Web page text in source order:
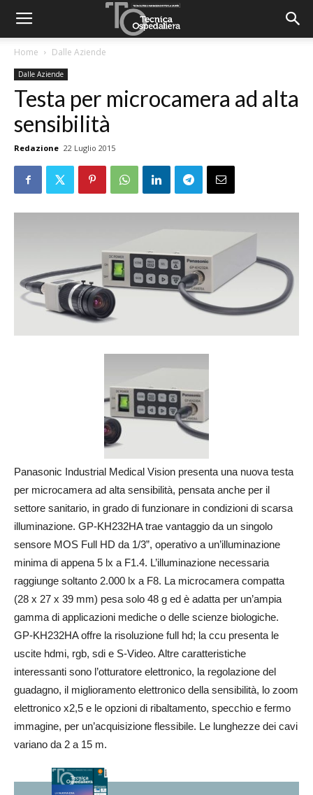
Home Dalle Aziende
Dalle Aziende
Testa per microcamera ad alta
sensibilità
Redazione 22 Luglio 2015
Panasonic Industrial Medical Vision presenta una nuova testa
per microcamera ad alta sensibilità, pensata anche per il
settore sanitario, in grado di funzionare in condizioni di scarsa
illuminazione. GP-KH232HA trae vantaggio da un singolo
sensore MOS Full HD da 1/3”, operativo a un’illuminazione
minima di appena 5 lx a F1.4. L’illuminazione necessaria
raggiunge soltanto 2.000 lx a F8. La microcamera compatta
(28 x 27 x 39 mm) pesa solo 48 g ed è adatta per un’ampia
gamma di applicazioni mediche o delle scienze biologiche.
GP-KH232HA offre la risoluzione full hd; la ccu presenta le
uscite hdmi, rgb, sdi e S-Video. Altre caratteristiche
interessanti sono l’otturatore elettronico, la regolazione del
guadagno, il miglioramento elettronico della sensibilità, lo zoom
elettronico x2,5 e le opzioni di ribaltamento, specchio e fermo
immagine, per un’acquisizione flessibile. Le lunghezze dei cavi
variano da 2 a 15 m.